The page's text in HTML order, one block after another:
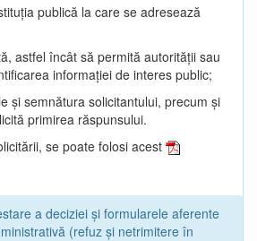
publică la care se adresează
astfel încât să permită autorităţii sau
informaţiei de interes public;
şi semnătura solicitantului, precum şi
primirea răspunsului.
se poate folosi acest
a deciziei și formularele aferente
(refuz și netrimitere în